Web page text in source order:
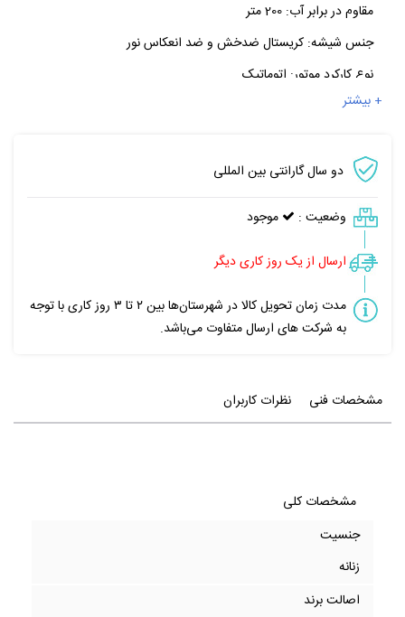
مقاوم در برابر آب: 200 متر
جنس شیشه: کریستال ضدخش و ضد انعکاس نور
نوع کارکرد موتور: اتوماتیک
+ بیشتر
دو سال گارانتی بین المللی
وضعیت : موجود
ارسال از یک روز کاری دیگر
مدت زمان تحویل کالا در شهرستان‌ها بین ۲ تا ۳ روز کاری با توجه
به شرکت های ارسال متفاوت می‌باشد.
مشخصات فنی نظرات کاربران
مشخصات کلی
جنسیت
زنانه
اصالت برند